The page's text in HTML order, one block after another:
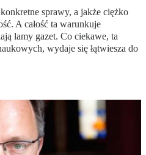
sprawy, a jakże ciężko
A całość ta warunkuje
lamy gazet. Co ciekawe, ta
wydaje się łątwiesza do